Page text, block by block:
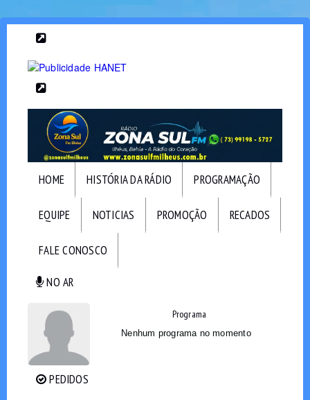
HOME HISTÓRIA DA RÁDIO PROGRAMAÇÃO
EQUIPE NOTICIAS PROMOÇÃO RECADOS
FALE CONOSCO
NO AR
Programa
Nenhum programa no momento
PEDIDOS